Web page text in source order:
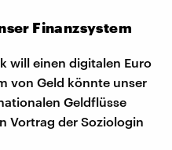
Finanzsystem
will einen digitalen Euro
von Geld könnte unser
Geldflüsse
Vortrag der Soziologin